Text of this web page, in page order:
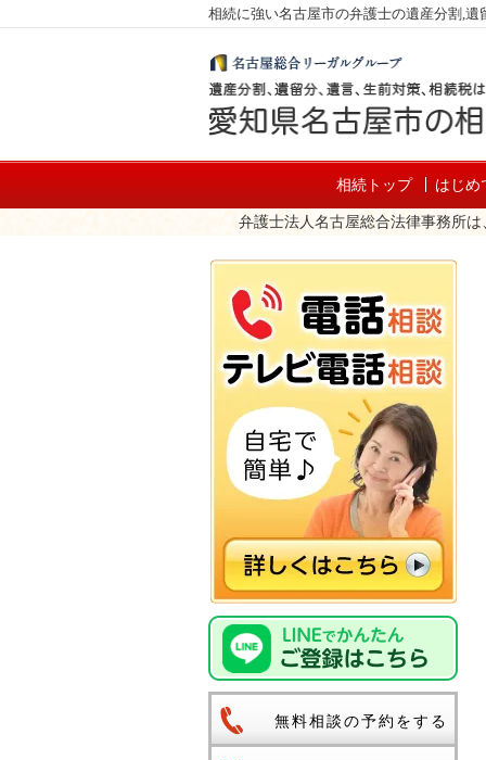
相続に強い名古屋市の弁護士の遺産分割,
相続トップ はじめ
弁護士法人名古屋総合法律事務所
無料相談の予約をする